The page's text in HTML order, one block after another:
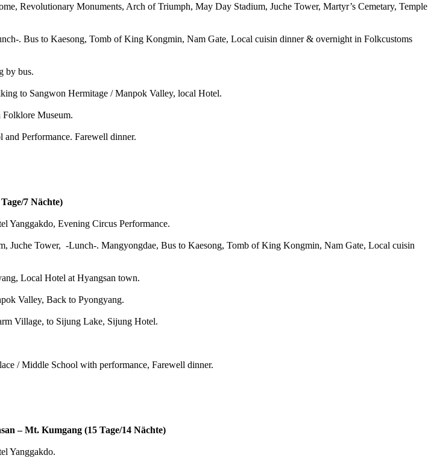
Revolutionary Monuments, Arch of Triumph, May Day Stadium, Juche Tower, Martyr’s Cemetary, Temple
. Bus to Kaesong, Tomb of King Kongmin, Nam Gate, Local cuisin dinner & overnight in Folkcustoms
by bus.
to Sangwon Hermitage / Manpok Valley, local Hotel.
Museum.
Performance. Farewell dinner.
7 Nächte)
Yanggakdo, Evening Circus Performance.
Juche Tower, -Lunch-. Mangyongdae, Bus to Kaesong, Tomb of King Kongmin, Nam Gate, Local cuisin
Local Hotel at Hyangsan town.
Valley, Back to Pyongyang.
Village, to Sijung Lake, Sijung Hotel.
/ Middle School with performance, Farewell dinner.
– Mt. Kumgang (15 Tage/14 Nächte)
Yanggakdo.